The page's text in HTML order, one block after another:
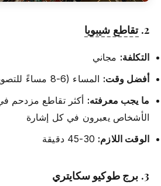
2. تقاطع شيبويا
التكلفة: مجاني
أفضل وقت: المساء (6-8 مساءً للتصوير)
ما يجب معرفته: أكثر تقاطع مزدحم
الأشخاص يعبرون في كل إشارة
الوقت اللازم:
3. برج طوكيو سكايتري